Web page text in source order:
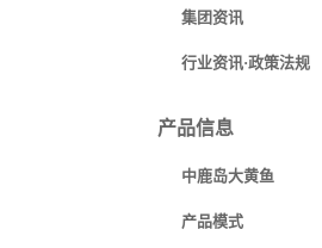
集团资讯
行业资讯·政策法规
产品信息
中鹿岛大黄鱼
产品模式